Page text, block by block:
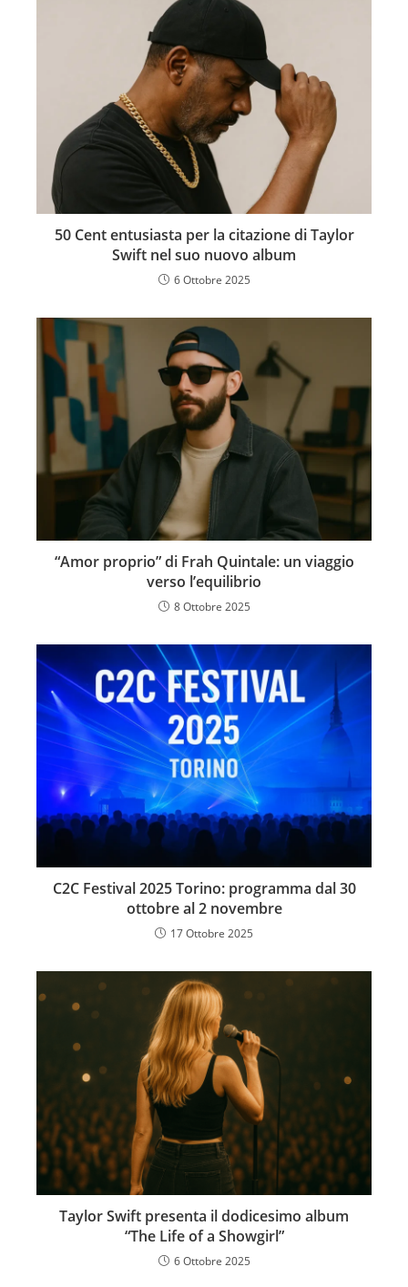
50 Cent entusiasta per la citazione di Taylor
Swift nel suo nuovo album
6 Ottobre 2025
“Amor proprio” di Frah Quintale: un viaggio
verso l’equilibrio
8 Ottobre 2025
C2C Festival 2025 Torino: programma dal 30
ottobre al 2 novembre
17 Ottobre 2025
Taylor Swift presenta il dodicesimo album
“The Life of a Showgirl”
6 Ottobre 2025